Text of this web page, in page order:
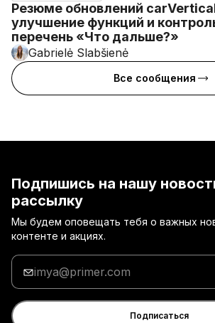
Резюме обновлений
улучшение функций и
перечень «Что дальше?»
Gabrielė Slabšienė
Все сообщения
Подпишись на нашу
рассылку
Мы будем оповещать тебя о важных
контенте и акциях.
Введи
адрес
электронной
почты
Подписаться